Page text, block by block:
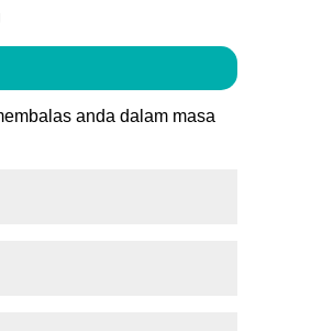
anda dalam masa